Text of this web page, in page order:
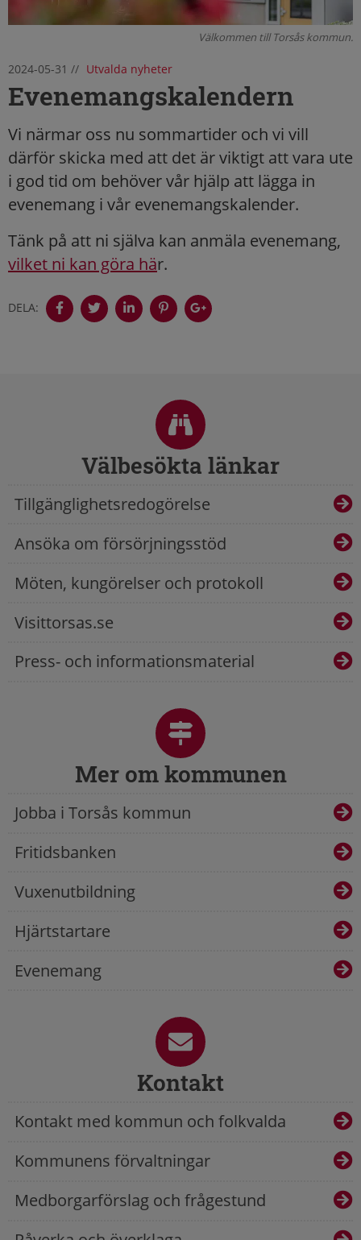
Välkommen till Torsås kommun.
2024-05-31 // Utvalda nyheter
Evenemangskalendern
Vi närmar oss nu sommartider och vi vill
därför skicka med att det är viktigt att vara ute
i god tid om behöver vår hjälp att lägga in
evenemang i vår evenemangskalender.
Tänk på att ni själva kan anmäla evenemang,
vilket ni kan göra här.
DELA:
Välbesökta länkar
Tillgänglighetsredogörelse
Ansöka om försörjningsstöd
Möten, kungörelser och protokoll
Visittorsas.se
Press- och informationsmaterial
Mer om kommunen
Jobba i Torsås kommun
Fritidsbanken
Vuxenutbildning
Hjärtstartare
Evenemang
Kontakt
Kontakt med kommun och folkvalda
Kommunens förvaltningar
Medborgarförslag och frågestund